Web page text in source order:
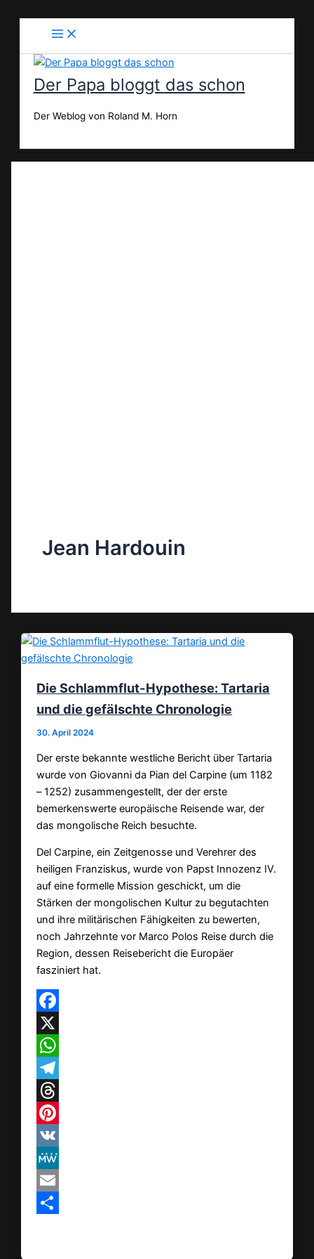
Der Papa bloggt das schon
Der Weblog von Roland M. Horn
Jean Hardouin
Die Schlammflut-Hypothese: Tartaria
und die gefälschte Chronologie
30. April 2024
Der erste bekannte westliche Bericht über Tartaria
wurde von Giovanni da Pian del Carpine (um 1182
– 1252) zusammengestellt, der der erste
bemerkenswerte europäische Reisende war, der
das mongolische Reich besuchte.
Del Carpine, ein Zeitgenosse und Verehrer des
heiligen Franziskus, wurde von Papst Innozenz IV.
auf eine formelle Mission geschickt, um die
Stärken der mongolischen Kultur zu begutachten
und ihre militärischen Fähigkeiten zu bewerten,
noch Jahrzehnte vor Marco Polos Reise durch die
Region, dessen Reisebericht die Europäer
fasziniert hat.
Facebook
X
WhatsApp
Telegram
Threads
Pinterest
VK
MeWe
Email